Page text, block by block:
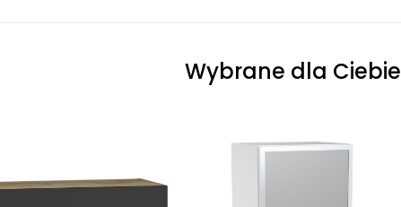
Wybrane dla Ciebie